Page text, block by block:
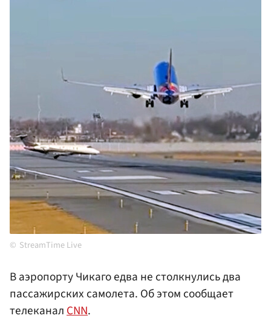
StreamTime Live
В аэропорту Чикаго едва не столкнулись два
пассажирских самолета. Об этом сообщает
телеканалCNN.